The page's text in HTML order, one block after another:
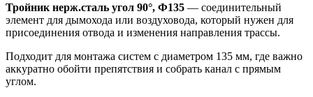
Тройник нерж.сталь угол 90°, Ф135 — соединительный
элемент для дымохода или воздуховода, который нужен для
присоединения отвода и изменения направления трассы.
Подходит для монтажа систем с диаметром 135 мм, где важно
аккуратно обойти препятствия и собрать канал с прямым
углом.